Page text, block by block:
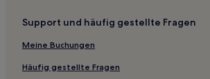
Familien in Gardiner
Günstige in Helena
Hotels mit inbegriffenem Frühstück in
Support und häufig gestellte Fragen
Meine Buchungen
Häufig gestellte Fragen